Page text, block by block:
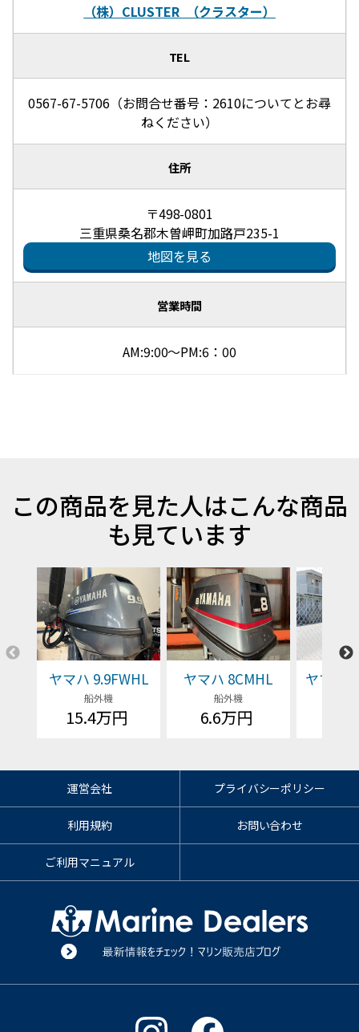
（株）CLUSTER （クラスター）
TEL
0567-67-5706（お問合せ番号：2610についてとお尋
ねください）
住所
〒498-0801
三重県桑名郡木曽岬町加路戸235-1
地図を見る
営業時間
AM:9:00～PM:6：00
この商品を見た人はこんな商品
も見ています
ヤマハ 9.9FWHL
船外機
15.4万円
ヤマハ 8CMHL
船外機
6.6万円
ヤマハ
運営会社 プライバシーポリシー
利用規約 お問い合わせ
ご利用マニュアル